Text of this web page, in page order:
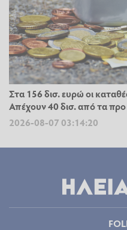
Στα 156 δισ. ευρώ οι
Απέχουν 40 δισ. από τα προ
2026-08-07 03:14:20